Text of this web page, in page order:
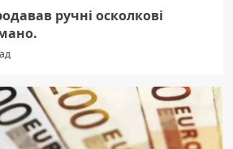
ручні осколкові